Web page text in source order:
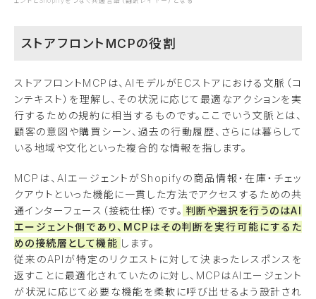
ストアフロントMCPの役割
ストアフロントMCPは、AIモデルがECストアにおける文脈（コ
ンテキスト）を理解し、その状況に応じて最適なアクションを実
行するための規約に相当するものです。ここでいう文脈とは、
顧客の意図や購買シーン、過去の行動履歴、さらには暮らして
いる地域や文化といった複合的な情報を指します。
MCPは、AIエージェントがShopifyの商品情報・在庫・チェッ
クアウトといった機能に一貫した方法でアクセスするための共
通インターフェース（接続仕様）です。 判断や選択を行うのはAI
エージェント側であり、MCPはその判断を実行可能にするた
めの接続層として機能 します。
従来のAPIが特定のリクエストに対して決まったレスポンスを
返すことに最適化されていたのに対し、MCPはAIエージェント
が状況に応じて必要な機能を柔軟に呼び出せるよう設計され